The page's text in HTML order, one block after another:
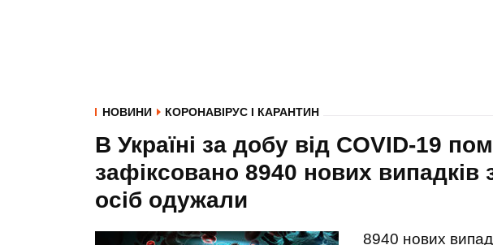
НОВИНИ КОРОНАВІРУС І КАРАНТИН
В Україні за добу від COVID-19
зафіксовано 8940 нових випадків
осіб одужали
8940 нових